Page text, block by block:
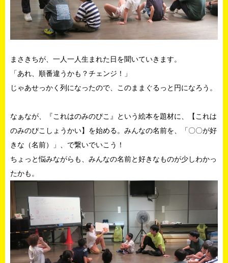
まさきちが、一人一人生まれた日を聞いていきます。
「あれ、順番違うかも？チェンジ！」
じゃあせっかく列になったので、このままぐるっと円になろう。
なぁなが、『これはのみのぴこ』という絵本を題材に、【これは
のみのぴこしょうかい】を始める。みんなの名前を、「〇〇が好
きな（名前）」、で繋いでいこう！
ちょっと悩みながらも、みんなの名前と好きなものが少しわかっ
たかも。